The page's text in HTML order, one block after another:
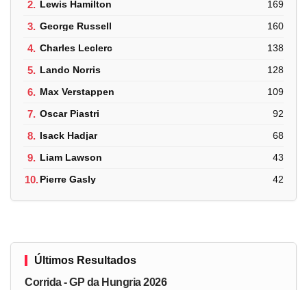
2. Lewis Hamilton 169
3. George Russell 160
4. Charles Leclerc 138
5. Lando Norris 128
6. Max Verstappen 109
7. Oscar Piastri 92
8. Isack Hadjar 68
9. Liam Lawson 43
10.Pierre Gasly 42
Últimos Resultados
Corrida - GP da Hungria 2026